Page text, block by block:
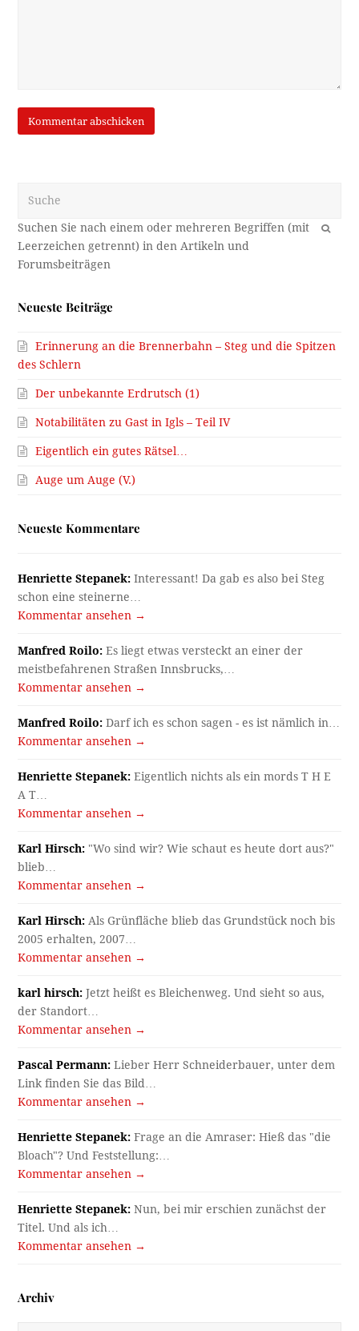
OK
Neueste Beiträge
Erinnerung an die Brennerbahn – Steg und die Spitzen
des Schlern
Der unbekannte Erdrutsch (1)
Notabilitäten zu Gast in Igls – Teil IV
Eigentlich ein gutes Rätsel…
Auge um Auge (V.)
Neueste Kommentare
Henriette Stepanek: Interessant! Da gab es also bei Steg
schon eine steinerne…
Kommentar ansehen →
Manfred Roilo: Es liegt etwas versteckt an einer der
meistbefahrenen Straßen Innsbrucks,…
Kommentar ansehen →
Manfred Roilo: Darf ich es schon sagen - es ist nämlich in…
Kommentar ansehen →
Henriette Stepanek: Eigentlich nichts als ein mords T H E
A T…
Kommentar ansehen →
Karl Hirsch: "Wo sind wir? Wie schaut es heute dort aus?"
blieb…
Kommentar ansehen →
Karl Hirsch: Als Grünfläche blieb das Grundstück noch bis
2005 erhalten, 2007…
Kommentar ansehen →
karl hirsch: Jetzt heißt es Bleichenweg. Und sieht so aus,
der Standort…
Kommentar ansehen →
Pascal Permann: Lieber Herr Schneiderbauer, unter dem
Link finden Sie das Bild…
Kommentar ansehen →
Henriette Stepanek: Frage an die Amraser: Hieß das "die
Bloach"? Und Feststellung:…
Kommentar ansehen →
Henriette Stepanek: Nun, bei mir erschien zunächst der
Titel. Und als ich…
Kommentar ansehen →
Archiv